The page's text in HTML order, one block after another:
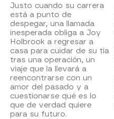
Justo cuando su carrera
está a punto de
despegar, una llamada
inesperada obliga a Joy
Holbrook a regresar a
casa para cuidar de su tía
tras una operación, un
viaje que la llevará a
reencontrarse con un
amor del pasado y a
cuestionarse qué es lo
que de verdad quiere
para su futuro.